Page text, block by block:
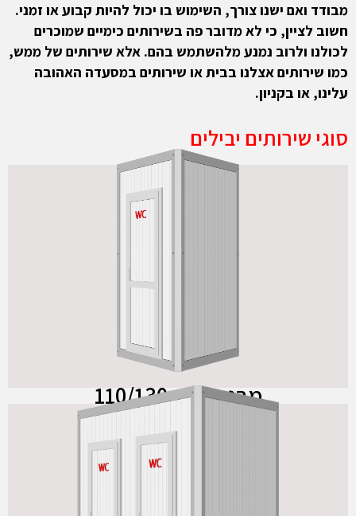
מבודד ואם ישנו צורך, השימוש בו יכול להיות קבוע או זמני.
חשוב לציין, כי לא מדובר פה בשירותים כימיים שמוכרים
לכולנו ולרוב נמנע מלהשתמש בהם. אלא שירותים של ממש,
כמו שירותים אצלנו בבית או שירותים במסעדה האהובה
עלינו, או בקניון.
סוגי שירותים יבילים
מבנה יחיד 110/130
מבנה יחיד 110/130